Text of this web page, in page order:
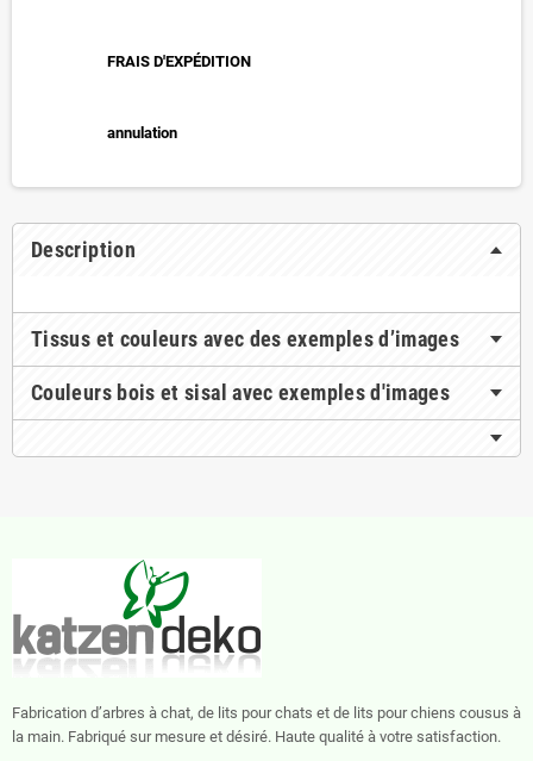
FRAIS D'EXPÉDITION
annulation
Description
Tissus et couleurs avec des exemples d’images
Couleurs bois et sisal avec exemples d'images
Fabrication d’arbres à chat, de lits pour chats et de lits pour chiens cousus à
la main. Fabriqué sur mesure et désiré. Haute qualité à votre satisfaction.